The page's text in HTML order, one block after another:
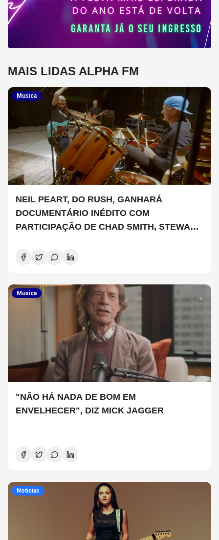
MAIS LIDAS ALPHA FM
Musica
NEIL PEART, DO RUSH, GANHARÁ
DOCUMENTÁRIO INÉDITO COM
PARTICIPAÇÃO DE CHAD SMITH, STEWART
Musica
"NÃO HÁ NADA DE BOM EM
ENVELHECER", DIZ MICK JAGGER
Noticias